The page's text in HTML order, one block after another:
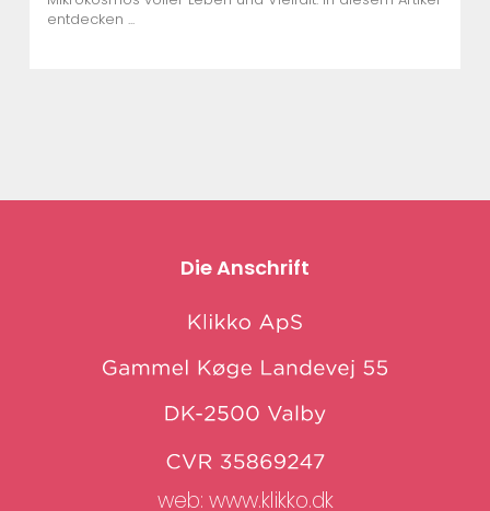
entdecken ...
Die Anschrift
web: www.klikko.dk